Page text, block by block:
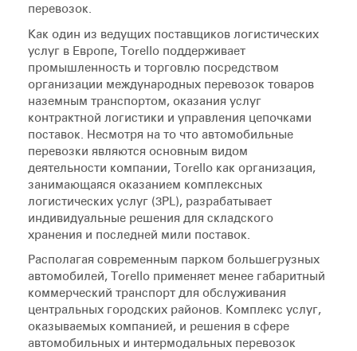
перевозок.
Как один из ведущих поставщиков логистических
услуг в Европе, Torello поддерживает
промышленность и торговлю посредством
организации международных перевозок товаров
наземным транспортом, оказания услуг
контрактной логистики и управления цепочками
поставок. Несмотря на то что автомобильные
перевозки являются основным видом
деятельности компании, Torello как организация,
занимающаяся оказанием комплексных
логистических услуг (3PL), разрабатывает
индивидуальные решения для складского
хранения и последней мили поставок.
Располагая современным парком большегрузных
автомобилей, Torello применяет менее габаритный
коммерческий транспорт для обслуживания
центральных городских районов. Комплекс услуг,
оказываемых компанией, и решения в сфере
автомобильных и интермодальных перевозок